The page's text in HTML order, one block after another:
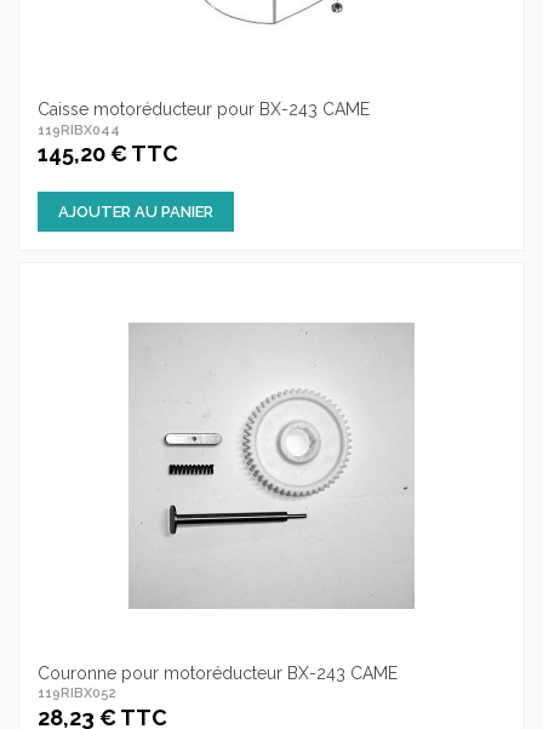
Caisse motoréducteur pour BX-243 CAME
119RIBX044
145,20 € TTC
AJOUTER AU PANIER
Couronne pour motoréducteur BX-243 CAME
119RIBX052
28,23 € TTC